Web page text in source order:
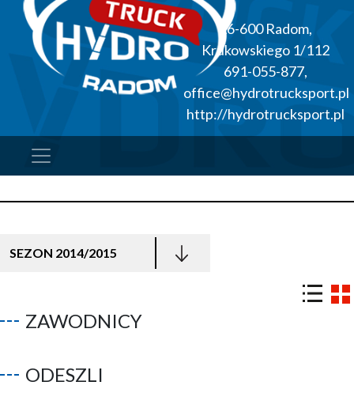
26-600 Radom,
Krukowskiego 1/112
691-055-877,
office@hydrotrucksport.pl
http://hydrotrucksport.pl
SEZON 2014/2015
ZAWODNICY
ODESZLI